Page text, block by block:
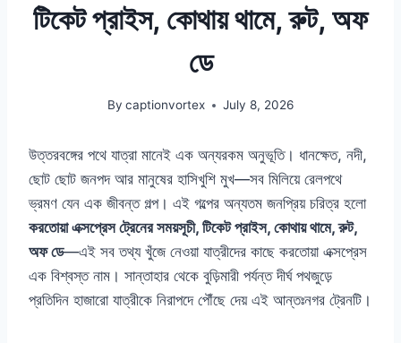
টিকেট প্রাইস, কোথায় থামে, রুট, অফ
ডে
By captionvortex July 8, 2026
উত্তরবঙ্গের পথে যাত্রা মানেই এক অন্যরকম অনুভূতি। ধানক্ষেত, নদী,
ছোট ছোট জনপদ আর মানুষের হাসিখুশি মুখ—সব মিলিয়ে রেলপথে
ভ্রমণ যেন এক জীবন্ত গল্প। এই গল্পের অন্যতম জনপ্রিয় চরিত্র হলো
করতোয়া এক্সপ্রেস ট্রেনের সময়সূচী, টিকেট প্রাইস, কোথায় থামে, রুট,
অফ ডে—এই সব তথ্য খুঁজে নেওয়া যাত্রীদের কাছে করতোয়া এক্সপ্রেস
এক বিশ্বস্ত নাম। সান্তাহার থেকে বুড়িমারী পর্যন্ত দীর্ঘ পথজুড়ে
প্রতিদিন হাজারো যাত্রীকে নিরাপদে পৌঁছে দেয় এই আন্তঃনগর ট্রেনটি।